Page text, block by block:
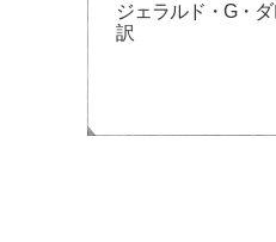
ジェラルド・G・
訳